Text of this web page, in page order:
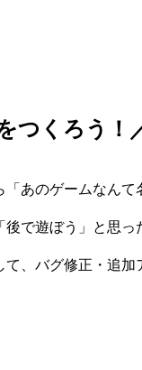
つくろう！
あのゲームなんて
で遊ぼう」と思っ
、バグ修正・追